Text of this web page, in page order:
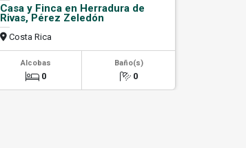
Casa y Finca en Herradura de
Rivas, Pérez Zeledón
Costa Rica
Alcobas
0
Baño(s)
0